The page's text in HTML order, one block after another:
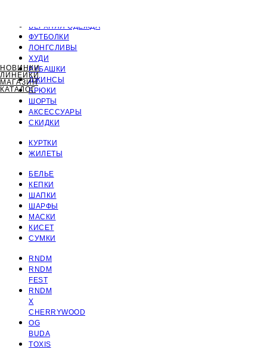
НОВИНКИ
ЛИНЕЙКИ
МАГАЗИН
КАТАЛОГ
ВЕРХНЯЯ ОДЕЖДА
ФУТБОЛКИ
ЛОНГСЛИВЫ
ХУДИ
РУБАШКИ
ДЖИНСЫ
БРЮКИ
ШОРТЫ
АКСЕССУАРЫ
СКИДКИ
КУРТКИ
ЖИЛЕТЫ
БЕЛЬЕ
КЕПКИ
ШАПКИ
ШАРФЫ
МАСКИ
КИСЕТ
СУМКИ
RNDM
RNDM
FEST
RNDM
X
CHERRYWOOD
OG
BUDA
TOXIS